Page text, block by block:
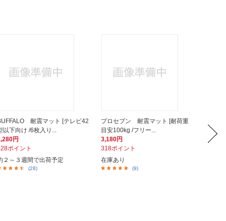
耐震マット [テレビ42
以下向け /6枚入り...
円
ポイント
２～３週間で出荷予定
(28)
プロセブン 耐震マット [耐荷重
目安100kg /フリー...
3,180円
318ポイント
在庫あり
(9)
ース 4
13,455